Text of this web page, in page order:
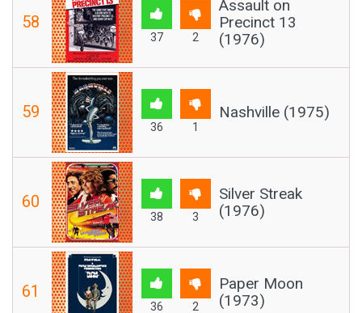
58
37 2
Assault on
Precinct 13
(1976)
59
36 1
Nashville (1975)
60
38 3
Silver Streak
(1976)
61
36 2
Paper Moon
(1973)